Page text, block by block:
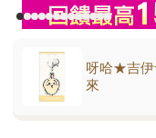
呀哈★吉伊
來